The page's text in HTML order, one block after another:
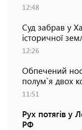
12:48
Суд забрав у
історичної
12:26
Обпечений
полум`я двох
11:51
Рух потягів у
РФ